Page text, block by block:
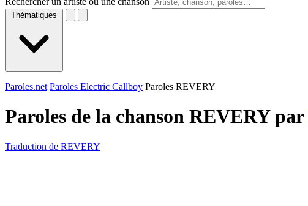
Thématiques
Paroles.net Paroles Electric Callboy Paroles REVERY
Paroles de la chanson REVERY par
Traduction de REVERY